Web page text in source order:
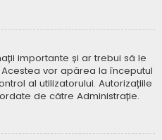
importante și ar trebui să le
vor apărea la începutul
al utilizatorului. Autorizațiile
de către Administrație.